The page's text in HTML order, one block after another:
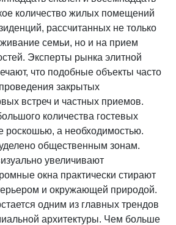
количество жилых помещений
рассчитанных не только
семьи, но и на прием
Эксперты рынка элитной
что подобные объекты часто
закрытых
встреч и частных приемов.
количества гостевых
роскошью, а необходимостью.
общественным зонам.
увеличивают
окна практически стирают
и окружающей природой.
одним из главных трендов
архитектуры. Чем больше